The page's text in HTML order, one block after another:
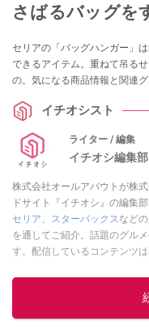
さばるバッグを
セリアの「バッグハンガー」
できるアイテム。重ねて吊る
の。気になる商品情報と関連
イチオシスト
ライター / 編集
イチオシ編集部
株式会社オールアバウトが株
ドサイト『イチオシ』の編集部
セリア、 スターバックスなど
を通してご紹介。話題のグル
す。配信しているコンテンツ
ニュースでフォロー